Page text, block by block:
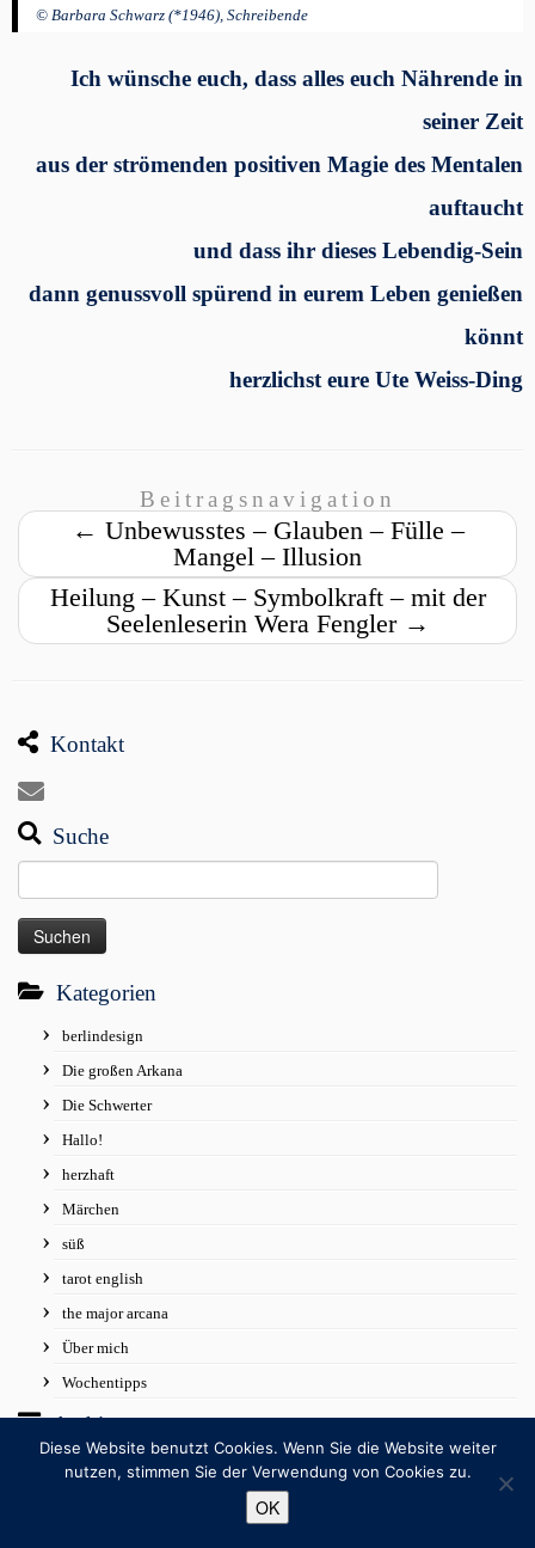
© Barbara Schwarz (*1946), Schreibende
Ich wünsche euch, dass alles euch Nährende in
seiner Zeit
aus der strömenden positiven Magie des Mentalen
auftaucht
und dass ihr dieses Lebendig-Sein
dann genussvoll spürend in eurem Leben genießen
könnt
herzlichst eure Ute Weiss-Ding
Beitragsnavigation
← Unbewusstes – Glauben – Fülle –
Mangel – Illusion
Heilung – Kunst – Symbolkraft – mit der
Seelenleserin Wera Fengler →
Kontakt
Suche
nach:
Kategorien
berlindesign
Die großen Arkana
Die Schwerter
Hallo!
herzhaft
Märchen
süß
tarot english
the major arcana
Über mich
Wochentipps
Archiv
August 2025
Diese Website benutzt Cookies. Wenn Sie die Website weiter
nutzen, stimmen Sie der Verwendung von Cookies zu.
OK